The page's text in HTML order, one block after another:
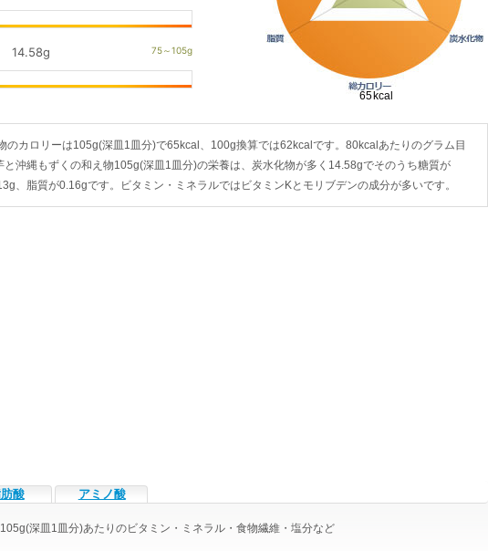
14.58g
のカロリーは105g(深皿1皿分)で65kcal、100g換算では62kcalです。80kcalあたりのグラム目
沖縄もずくの和え物105g(深皿1皿分)の栄養は、炭水化物が多く14.58gでそのうち糖質が
、脂質が0.16gです。ビタミン・ミネラルではビタミンKとモリブデンの成分が多いです。
酸 アミノ酸
深皿1皿分)あたりのビタミン・ミネラル・食物繊維・塩分など